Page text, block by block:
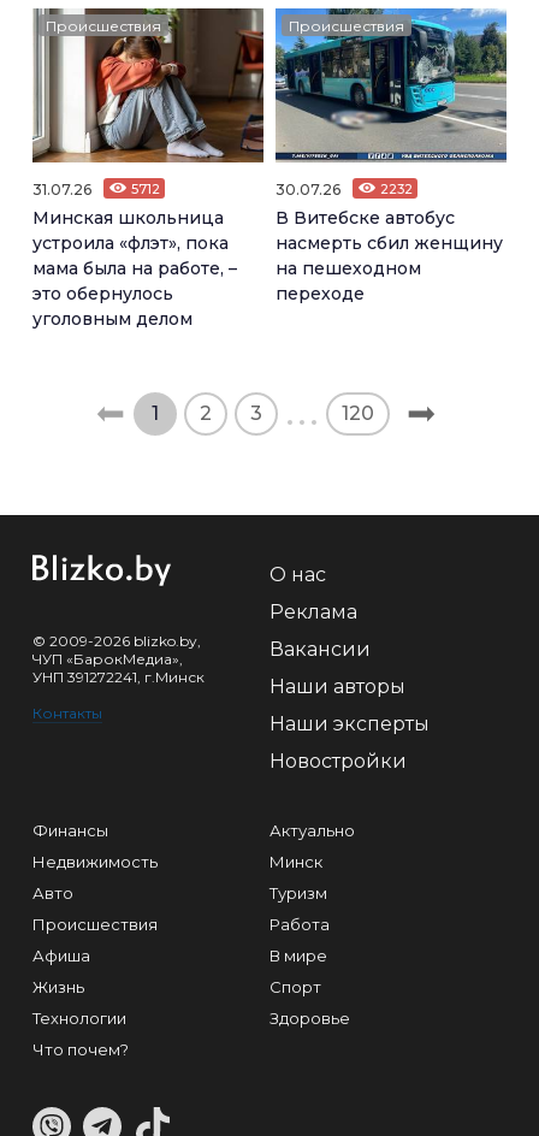
Происшествия
31.07.26 5712
Минская школьница
устроила «флэт», пока
мама была на работе, –
это обернулось
уголовным делом
Происшествия
30.07.26 2232
В Витебске автобус
насмерть сбил женщину
на пешеходном
переходе
1 2 3 120
© 2009-2026 blizko.by,
ЧУП «БарокМедиа»,
УНП 391272241, г.Минск
Контакты
О нас
Реклама
Вакансии
Наши авторы
Наши эксперты
Новостройки
Финансы
Недвижимость
Авто
Происшествия
Афиша
Жизнь
Технологии
Что почем?
Актуально
Минск
Туризм
Работа
В мире
Спорт
Здоровье